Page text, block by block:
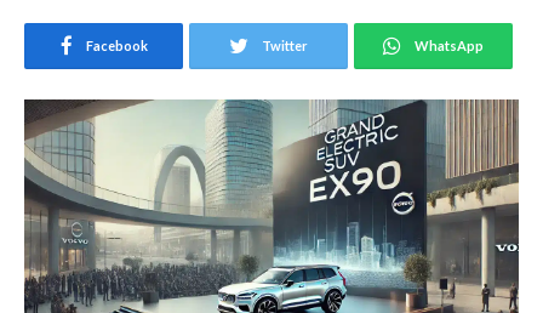
Facebook Twitter WhatsApp